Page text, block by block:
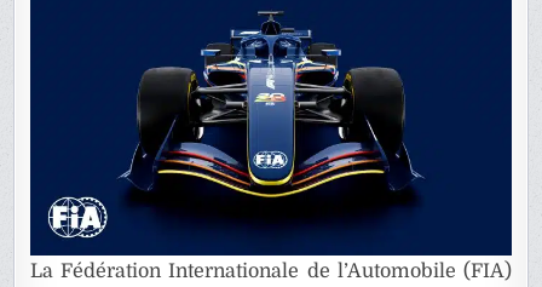
La Fédération Internationale de l’Automobile (FIA)